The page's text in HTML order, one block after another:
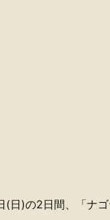
)の2日間、「ナゴ